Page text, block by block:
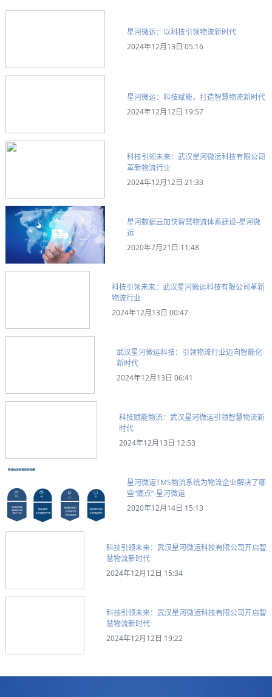
星河微运：以科技引领物流新时代
2024年12月13日 05:16
星河微运：科技赋能，打造智慧物流新时代
2024年12月12日 19:57
科技引领未来：武汉星河微运科技有限公司
革新物流行业
2024年12月12日 21:33
星河数据云加快智慧物流体系建设-星河微
运
2020年7月21日 11:48
科技引领未来：武汉星河微运科技有限公司革新
物流行业
2024年12月13日 00:47
武汉星河微运科技：引领物流行业迈向智能化
新时代
2024年12月13日 06:41
科技赋能物流：武汉星河微运引领智慧物流新
时代
2024年12月13日 12:53
星河微运TMS物流系统为物流企业解决了哪
些“痛点”-星河微运
2020年12月14日 15:13
科技引领未来：武汉星河微运科技有限公司开启智
慧物流新时代
2024年12月12日 15:34
科技引领未来：武汉星河微运科技有限公司开启智
慧物流新时代
2024年12月12日 19:22